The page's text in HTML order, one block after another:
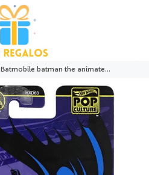
Batmobile batman the animated series pop culture - hot wheels premium